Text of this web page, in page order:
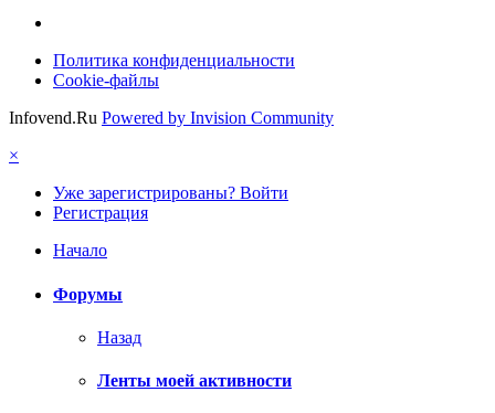
Политика конфиденциальности
Cookie-файлы
Infovend.Ru Powered by Invision Community
×
Уже зарегистрированы? Войти
Регистрация
Начало
Форумы
Назад
Ленты моей активности